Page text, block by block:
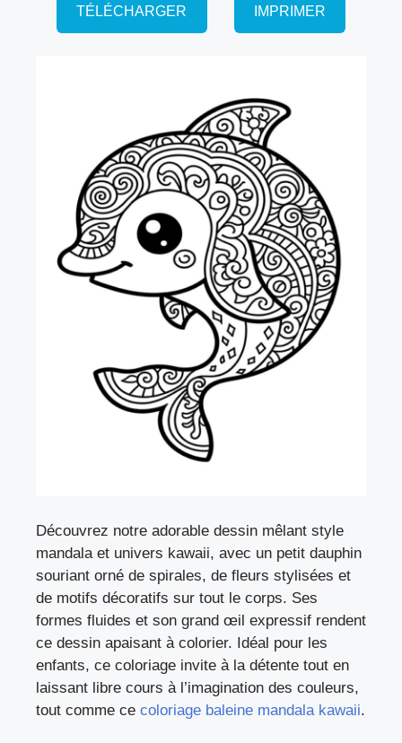
TÉLÉCHARGER IMPRIMER
Découvrez notre adorable dessin mêlant style
mandala et univers kawaii, avec un petit dauphin
souriant orné de spirales, de fleurs stylisées et
de motifs décoratifs sur tout le corps. Ses
formes fluides et son grand œil expressif rendent
ce dessin apaisant à colorier. Idéal pour les
enfants, ce coloriage invite à la détente tout en
laissant libre cours à l’imagination des couleurs,
tout comme ce coloriage baleine mandala kawaii.